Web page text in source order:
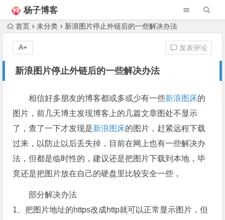
杨子博客
首页 未分类 新浪图片停止外链后的一些解决办法
新浪图片停止外链后的一些解决办法
发表评论
A+
相信好多朋友的博客都或多或少有一些新浪图床的
图片，前几天博主发现博客上的几篇文章图处不显示
了，查了一下才发现是新浪图床的图片，赶紧远程下载
过来，以防止以后丢失掉，目前在网上也有一些解决办
法，但都是临时性的，建议还是把图片下载到本地，毕
竟还是把图片放在自己的硬盘里比较安全一些，
部分解决办法
1、把图片地址的https改成http就可以正常显示图片，但